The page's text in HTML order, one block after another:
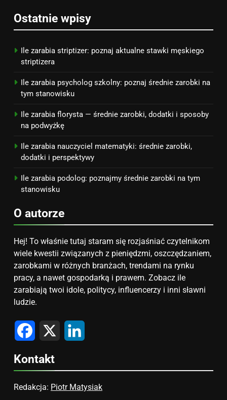
Netflix tagger — czym jest,
PRACA
Ostatnie wpisy
Ile zarabia striptizer: poznaj aktualne stawki męskiego
striptizera
Ile zarabia psycholog szkolny: poznaj średnie zarobki na
tym stanowisku
Ile zarabia florysta — średnie zarobki, dodatki i sposoby
na podwyżkę
Ile zarabia nauczyciel matematyki: średnie zarobki,
dodatki i perspektywy
Ile zarabia podolog: poznajmy średnie zarobki na tym
stanowisku
O autorze
Hej! To właśnie tutaj staram się rozjaśniać czytelnikom
wiele kwestii związanych z pieniędzmi, oszczędzaniem,
zarobkami w różnych branżach, trendami na rynku
pracy, a nawet gospodarką i prawem. Zobacz ile
zarabiają twoi idole, politycy, influencerzy i inni sławni
ludzie.
Facebook
X
Kontakt
Redakcja: Piotr Matysiak